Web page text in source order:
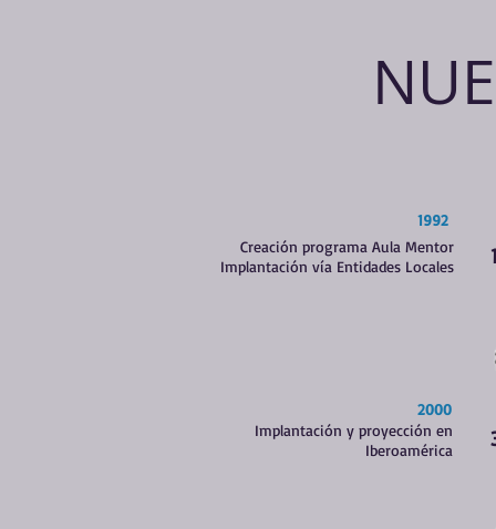
Creación programa Aula Mentor
Implantación vía Entidades Locales
Implantación y proyección en
Iberoamérica
1992
2000